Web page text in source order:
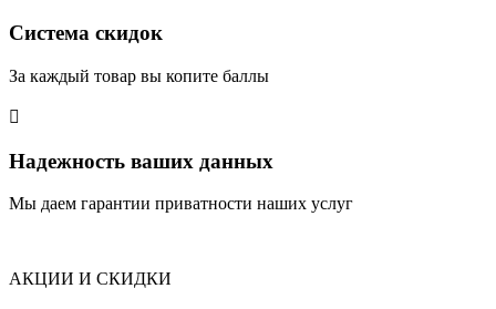
Система скидок
За каждый товар вы копите баллы

Надежность ваших данных
Мы даем гарантии приватности наших услуг
АКЦИИ И СКИДКИ